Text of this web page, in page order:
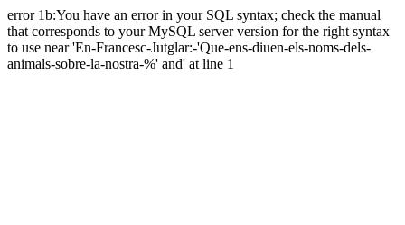
error 1b:You have an error in your SQL syntax; check the manual
that corresponds to your MySQL server version for the right syntax
to use near 'En-Francesc-Jutglar:-'Que-ens-diuen-els-noms-dels-
animals-sobre-la-nostra-%' and' at line 1